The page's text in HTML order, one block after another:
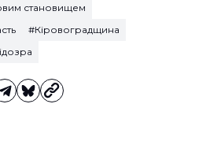
становищем
#Кіровоградщина